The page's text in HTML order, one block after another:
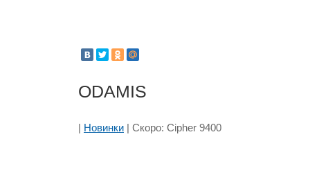
ODAMIS
| Новинки | Скоро: Cipher 9400